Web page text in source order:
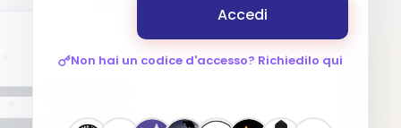
Accedi
Non hai un codice d'accesso? Richiedilo qui